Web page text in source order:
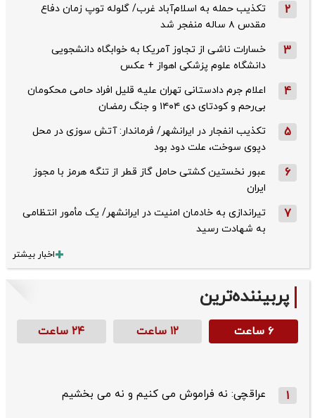
2
تکذیب حمله به اسلام‌آباد غرب/ گلوله توپ زمان دفاع
مقدس ۸ ساله منفجر شد
3
خسارات ناشی از تجاوز آمریکا به خوابگاه دانشجویی
دانشگاه علوم پزشکی اهواز + عکس
4
اعلام جرم دادستانی تهران علیه قلیل افراد حامی محکومان
بی‌رحم و کودتای دی‌ ۱۴۰۴ و جنگ رمضان
5
تکذیب ‌انفجار در ایرانشهر/ فرماندار: آتش سوزی در محل
دپوی سوخت، علت دود بود
6
عبور نخستین کشتی حامل گاز قطر از تنگه هرمز با مجوز
ایران
7
تیراندازی به خادمان امنیت در ایرانشهر/ یک مأمور انتظامی
به شهادت رسید
اخبار بیشتر
پربیننده‌ترین
۶ ساعت ۱۲ ساعت ۲۴ ساعت
1 عراقچی: نه فراموش می کنیم و نه می بخشیم